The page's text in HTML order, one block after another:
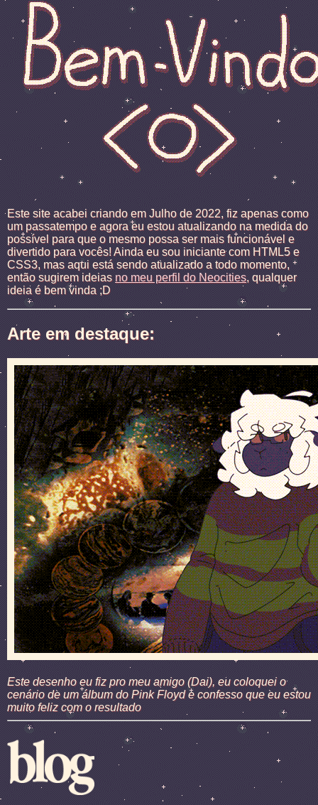
Este site acabei criando em Julho de 2022, fiz apenas como
um passatempo e agora eu estou atualizando na medida do
possível para que o mesmo possa ser mais funcionável e
divertido para vocês! Ainda eu sou iniciante com HTML5 e
CSS3, mas aqui está sendo atualizado a todo momento,
então sugirem ideias no meu perfil do Neocities, qualquer
ideia é bem vinda ;D
Arte em destaque:
Este desenho eu fiz pro meu amigo (Dai), eu coloquei o
cenário de um álbum do Pink Floyd e confesso que eu estou
muito feliz com o resultado